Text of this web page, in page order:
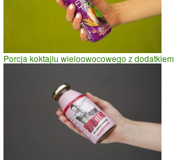
Porcja koktajlu wieloowocowego z dodatkiem